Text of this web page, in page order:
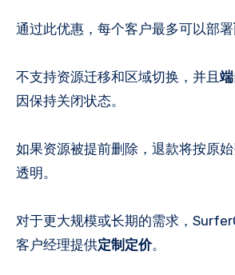
通过此优惠，每个客户最多可以部署
不支持资源迁移和区域切换，并且
因保持关闭状态。
如果资源被提前删除，退款将按原
透明。
对于更大规模或长期的需求，
客户经理提供定制定价。